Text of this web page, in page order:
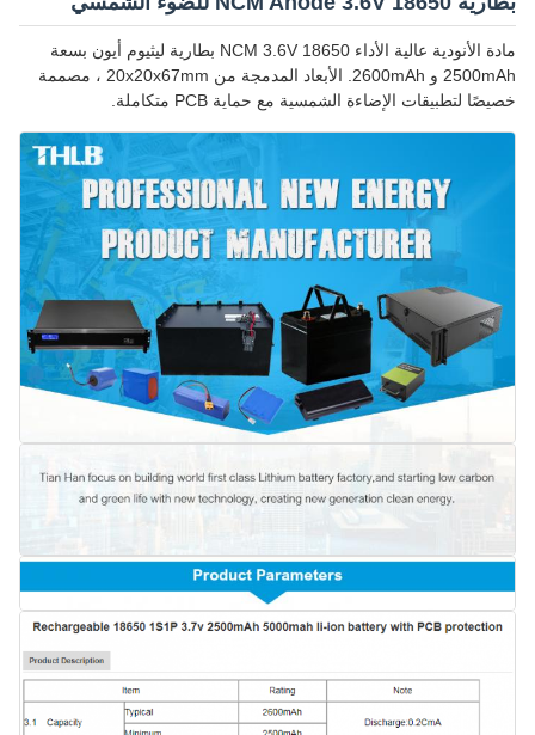
مادة الأنودية عالية الأداء NCM 3.6V 18650 بطارية ليثيوم أيون بسعة
2500mAh و 2600mAh. الأبعاد المدمجة من 20x20x67mm ، مصممة
خصيصًا لتطبيقات الإضاءة الشمسية مع حماية PCB متكاملة.